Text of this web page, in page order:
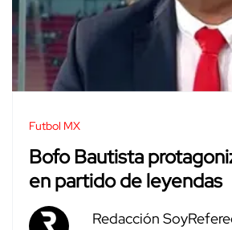
Futbol MX
Bofo Bautista
en partido de leyendas
Redacción